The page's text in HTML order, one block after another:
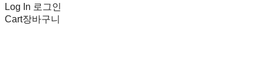
Log In 로그인
Cart장바구니